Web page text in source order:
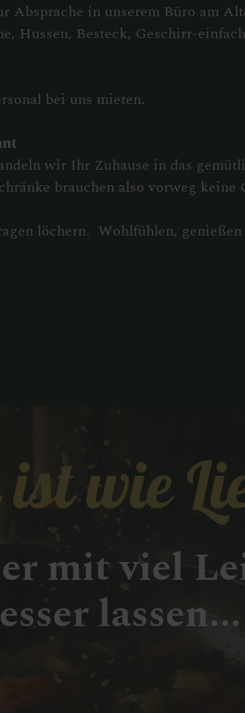
in unserem Büro am
Hussen, Besteck, Geschirr-
bei uns mieten.
wir Ihr Zuhause in das
brauchen also vorweg keine
löchern. Wohlfühlen,
wie
mit viel
lassen...